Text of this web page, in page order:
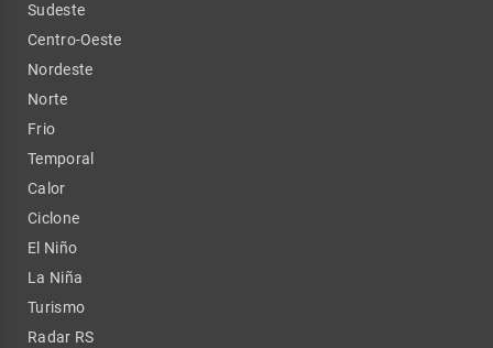
Sudeste
Centro-Oeste
Nordeste
Norte
Frio
Temporal
Calor
Ciclone
El Niño
La Niña
Turismo
Radar RS